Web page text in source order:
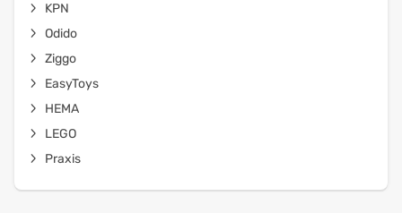
KPN
Odido
Ziggo
EasyToys
HEMA
LEGO
Praxis